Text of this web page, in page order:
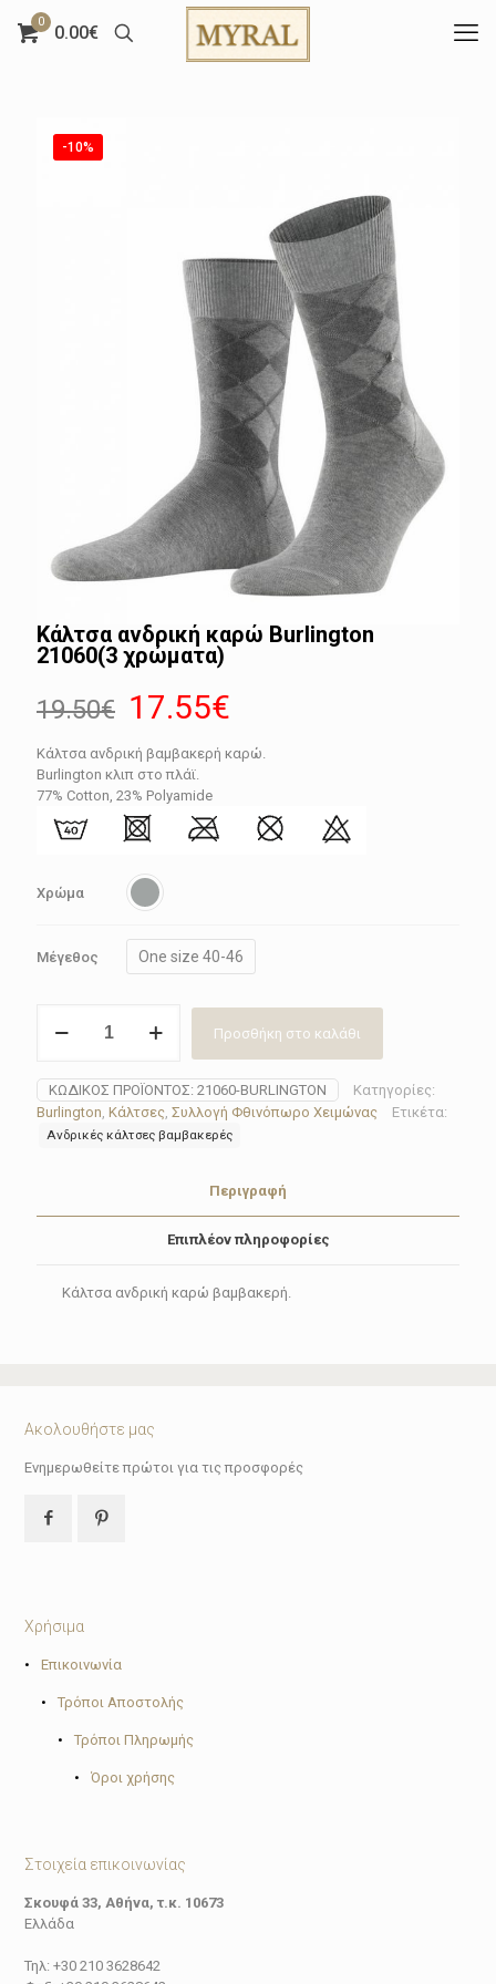
0
0.00€
-10%
Κάλτσα ανδρική καρώ Burlington
21060(3 χρώματα)
19.50€ Original
price
was:
19.50€.
17.55€
τρέχουσα
τιμή
είναι:
17.55€.
Κάλτσα ανδρική βαμβακερή καρώ.
Burlington κλιπ στο πλάϊ.
77% Cotton, 23% Polyamide
Χρώμα
Μέγεθος One size 40-46
ανδρική
Burlington
21060(3
χρώματα)
ποσότητα
Προσθήκη στο καλάθι
ΚΩΔΙΚΌΣ ΠΡΟΪΌΝΤΟΣ: 21060-BURLINGTON
Κατηγορίες:
Burlington, Κάλτσες, Συλλογή Φθινόπωρο Χειμώνας Ετικέτα:
Ανδρικές κάλτσες βαμβακερές
Περιγραφή
Επιπλέον πληροφορίες
Κάλτσα ανδρική καρώ βαμβακερή.
Ακολουθήστε μας
Ενημερωθείτε πρώτοι για τις προσφορές
Χρήσιμα
• Επικοινωνία
• Τρόποι Αποστολής
• Τρόποι Πληρωμής
• Όροι χρήσης
Στοιχεία επικοινωνίας
Σκουφά 33, Αθήνα, τ.κ. 10673
Ελλάδα
Τηλ: +30 210 3628642